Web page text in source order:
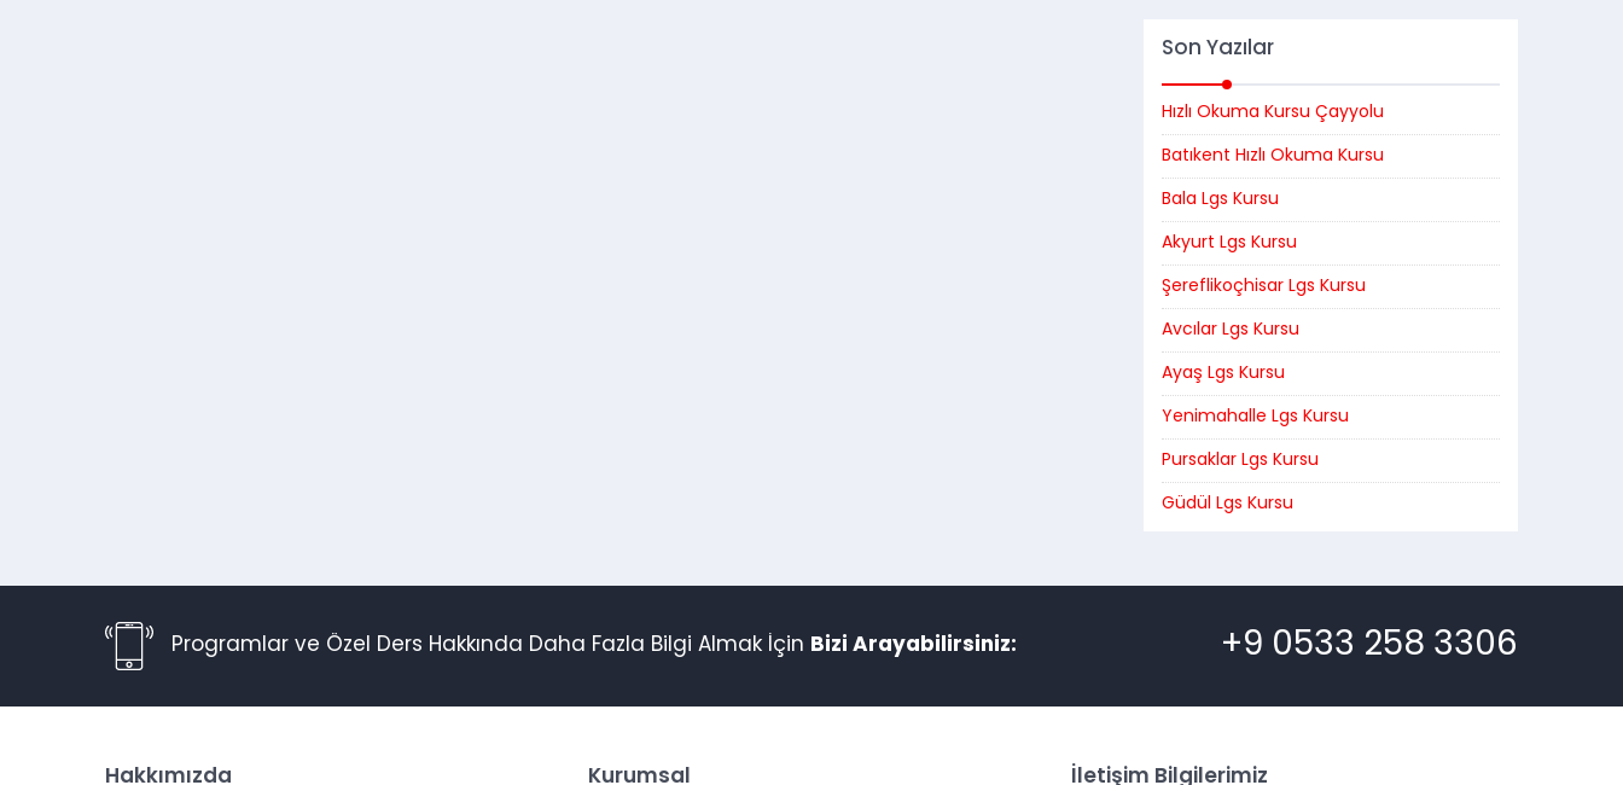
Son Yazılar
Hızlı Okuma Kursu Çayyolu
Batıkent Hızlı Okuma Kursu
Bala Lgs Kursu
Akyurt Lgs Kursu
Şereflikoçhisar Lgs Kursu
Avcılar Lgs Kursu
Ayaş Lgs Kursu
Yenimahalle Lgs Kursu
Pursaklar Lgs Kursu
Güdül Lgs Kursu
Programlar ve Özel Ders Hakkında Daha Fazla Bilgi Almak İçin Bizi Arayabilirsiniz: +9 0533 258 3306
Hakkımızda Kurumsal İletişim Bilgilerimiz